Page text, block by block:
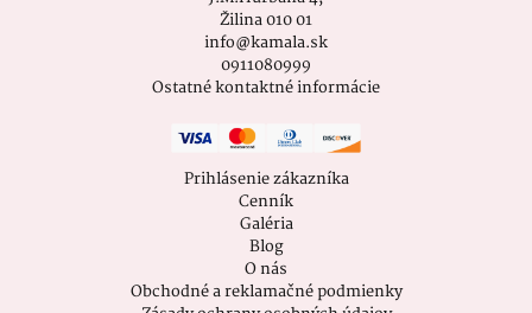
Prihlásenie zákazníka
Cenník
Galéria
Blog
O nás
Obchodné a reklamačné podmienky
Žilina 010 01
info@kamala.sk
0911080999
Ostatné kontaktné informácie